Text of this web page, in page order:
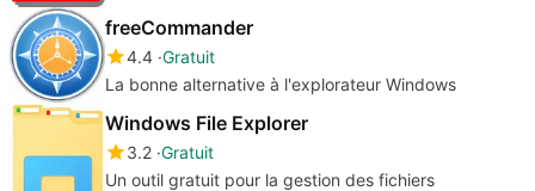
freeCommander
4.4 Gratuit
La bonne alternative à l'explorateur Windows
Windows File Explorer
3.2 Gratuit
Un outil gratuit pour la gestion des fichiers